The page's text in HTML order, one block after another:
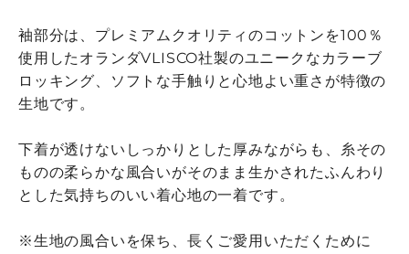
袖部分は、プレミアムクオリティのコットンを100％
使用したオランダVLISCO社製のユニークなカラーブ
ロッキング、ソフトな手触りと心地よい重さが特徴の
生地です。
下着が透けないしっかりとした厚みながらも、糸その
ものの柔らかな風合いがそのまま生かされたふんわり
とした気持ちのいい着心地の一着です。
※生地の風合いを保ち、長くご愛用いただくために